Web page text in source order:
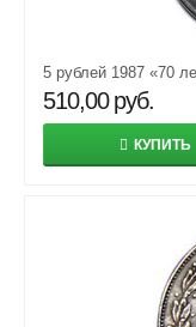
5 рублей 1987 «70
510,00 руб.
КУПИТЬ